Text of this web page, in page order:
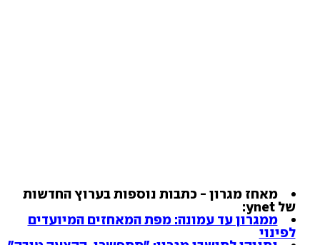
מאחז מגרון - כתבות נוספות בערוץ החדשות
של ynet:
ממגרון עד עמונה: מפת המאחזים המיועדים
לפינוי